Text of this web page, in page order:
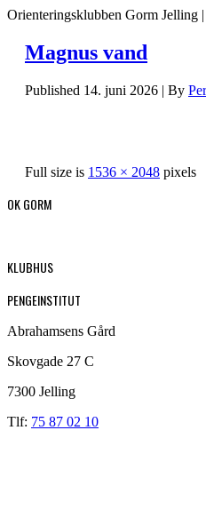
Orienteringsklubben Gorm Jelling
Magnus vand
Published 14. juni 2026 | By
Full size is 1536 × 2048 pixels
OK GORM
KLUBHUS
PENGEINSTITUT
Abrahamsens Gård
Skovgade 27 C
7300 Jelling
Tlf: 75 87 02 10